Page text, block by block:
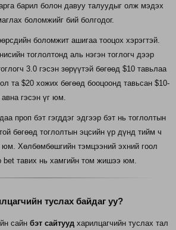
барил болон давуу талуудыг олж мэдэх
боломжийг бий болгодог.
боломжит ашигаа тооцох хэрэгтэй.
тоглолтонд аль нэгэн тоглогч дээр
3.0 гэсэн зөрүүтэй бөгөөд $10 тавьлаа
та $20 хожих бөгөөд бооцоонд тавьсан $10-
гэсэн үг юм.
проп бэт гэгддэг эдгээр бэт нь тоглолтын
бөгөөд тоглолтын эцсийн үр дүнд тийм ч
юм. Хөлбөмбөшгийн тэмцээний эхний гоол
bet тавих нь хамгийн том жишээ юм.
туслах байдаг уу?
сайн бэт сайтууд харилцагчийн туслах тал